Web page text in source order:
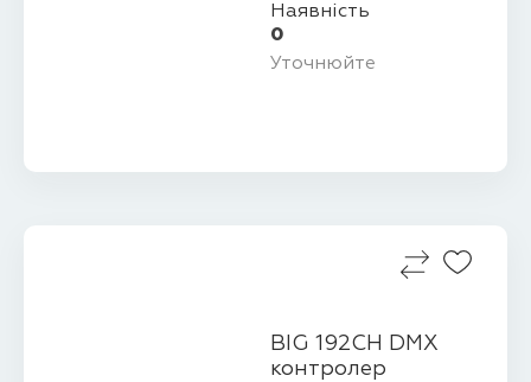
Наявність
0
Уточнюйте
BIG 192CH DMX
контролер